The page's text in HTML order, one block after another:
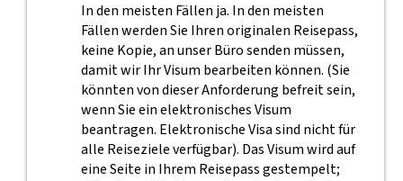
In den meisten Fällen ja. In den meisten
Fällen werden Sie Ihren originalen Reisepass,
keine Kopie, an unser Büro senden müssen,
damit wir Ihr Visum bearbeiten können. (Sie
könnten von dieser Anforderung befreit sein,
wenn Sie ein elektronisches Visum
beantragen. Elektronische Visa sind nicht für
alle Reiseziele verfügbar). Das Visum wird auf
eine Seite in Ihrem Reisepass gestempelt;